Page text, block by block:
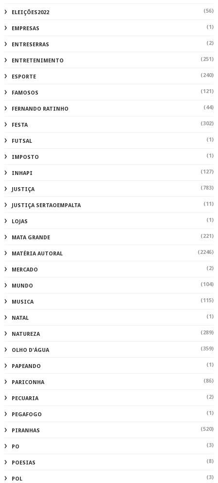
ELEIÇÕES2022 (56)
EMPRESAS (1)
ENTRESERRAS (2)
ENTRETENIMENTO (251)
ESPORTE (240)
FAMOSOS (121)
FERNANDO RATINHO (44)
FESTA (302)
FUTSAL (1)
IMPOSTO (1)
INHAPI (127)
JUSTIÇA (783)
JUSTIÇA SERTAOEMPALTA (11)
LOJAS (1)
MATA GRANDE (221)
MATÉRIA AUTORAL (2246)
MERCADO (2)
MUNDO (104)
MUSICA (115)
NATAL (1)
NATUREZA (289)
OLHO D'ÁGUA (359)
PAPEANDO (1)
PARICONHA (86)
PECUARIA (2)
PEGAFOGO (1)
PIRANHAS (520)
PO (3)
POESIAS (8)
POL (3)